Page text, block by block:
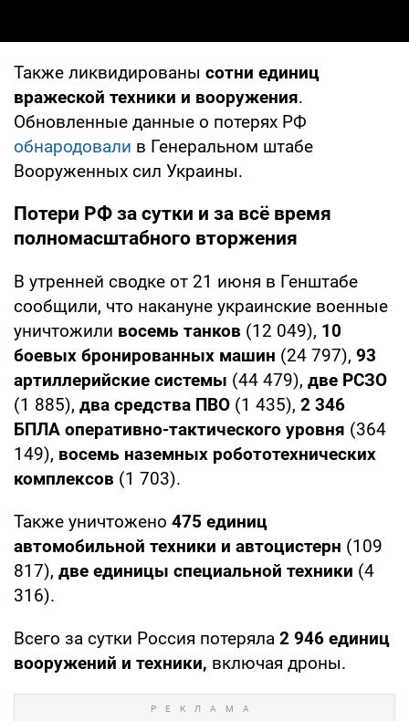
Также ликвидированы сотни единиц
вражеской техники и вооружения.
Обновленные данные о потерях РФ
обнародовали в Генеральном штабе
Вооруженных сил Украины.
Потери РФ за сутки и за всё время
полномасштабного вторжения
В утренней сводке от 21 июня в Генштабе
сообщили, что накануне украинские военные
уничтожили восемь танков (12 049), 10
боевых бронированных машин (24 797), 93
артиллерийские системы (44 479), две РСЗО
(1 885), два средства ПВО (1 435), 2 346
БПЛА оперативно-тактического уровня (364
149), восемь наземных робототехнических
комплексов (1 703).
Также уничтожено 475 единиц
автомобильной техники и автоцистерн (109
817), две единицы специальной техники (4
316).
Всего за сутки Россия потеряла 2 946 единиц
вооружений и техники, включая дроны.